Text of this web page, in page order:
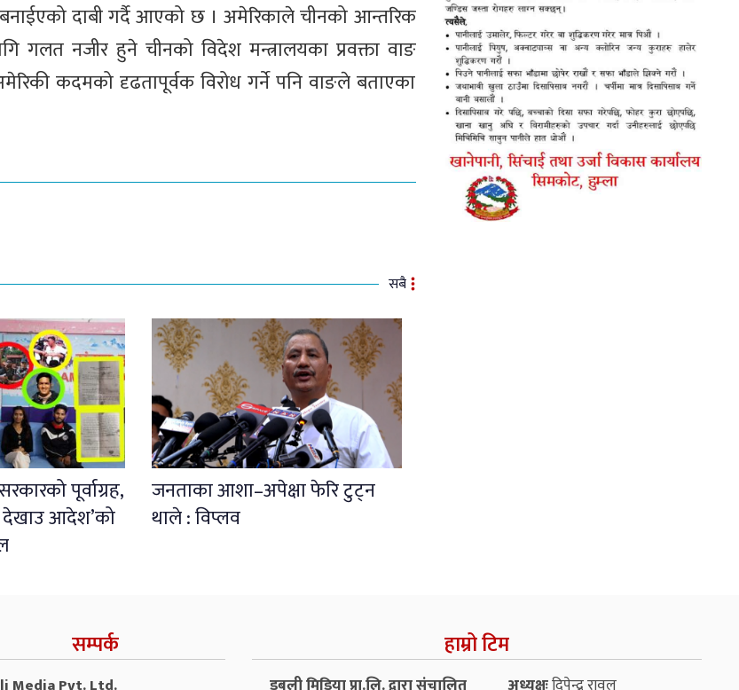
बनाईएको दाबी गर्दै आएको छ । अमेरिकाले चीनको आन्तरिक
गलत नजीर हुने चीनको विदेश मन्त्रालयका प्रवक्ता वाङ
कदमको दृढतापूर्वक विरोध गर्ने पनि वाङले बताएका
सबै
पूर्वाग्रह,
देखाउ आदेश’को
जनताका आशा–अपेक्षा फेरि टुट्न
थाले : विप्लव
सम्पर्क हाम्रो टिम